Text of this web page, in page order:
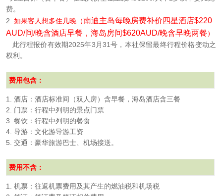
费。
2. 如果客人想多住几晚（南迪主岛每晚房费补价 四星酒店$220
AUD/间/晚含酒店早餐， 海岛房间$620AUD/晚含早晚两餐）
此行程报价有效期2025年3月31号，本社保留最终行程价格变动之
权利。
费用包含：
1. 酒店： 酒店标准间 （双人房）含早餐，海岛酒店含三餐
2. 门票：行程中列明的景点门票
3. 餐饮：行程中列明的餐食
4. 导游：文化游导游工资
5. 交通：豪华旅游巴士、机场接送。
费用不含：
1. 机票：往返机票费用及其产生的燃油税和机场税